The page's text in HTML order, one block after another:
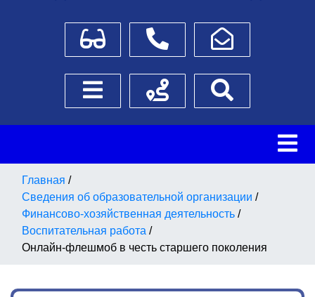
Для слабовидящихТелефоныНаписать обращение
Боковое менюСхема проезда
Главная /
Сведения об образовательной организации /
Финансово-хозяйственная деятельность /
Воспитательная работа /
Онлайн-флешмоб в честь старшего поколения